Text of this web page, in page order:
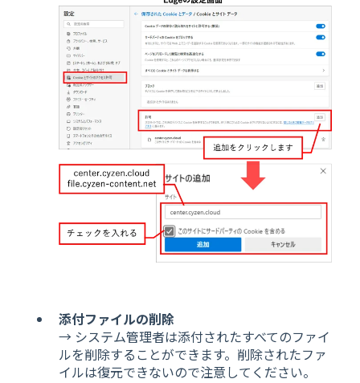
添付ファイルの削除
→ システム管理者は添付されたすべてのファイ
ルを削除することができます。削除されたファ
イルは復元できないので注意してください。